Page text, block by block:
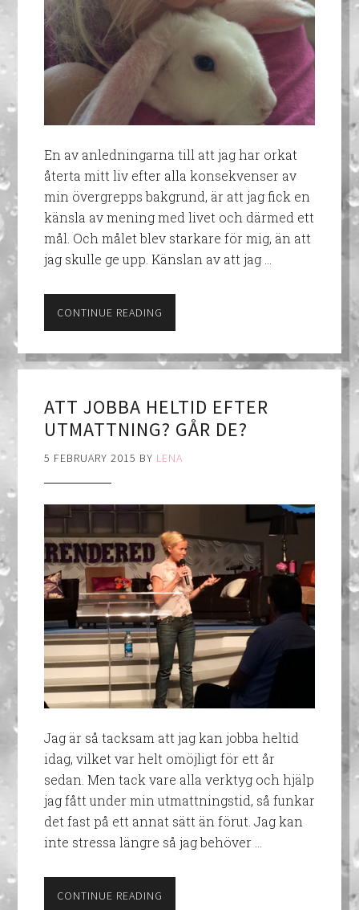
En av anledningarna till att jag har orkat
återta mitt liv efter alla konsekvenser av
min övergrepps bakgrund, är att jag fick en
känsla av mening med livet och därmed ett
mål. Och målet blev starkare för mig, än att
jag skulle ge upp. Känslan av att jag …
CONTINUE READING
ATT JOBBA HELTID EFTER
UTMATTNING? GÅR DE?
5 FEBRUARY 2015 BY LENA
Jag är så tacksam att jag kan jobba heltid
idag, vilket var helt omöjligt för ett år
sedan. Men tack vare alla verktyg och hjälp
jag fått under min utmattningstid, så funkar
det fast på ett annat sätt än förut. Jag kan
inte stressa längre så jag behöver …
CONTINUE READING